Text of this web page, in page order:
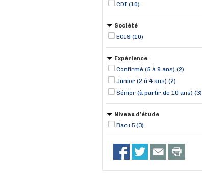
CDI (10)
Société
EGIS (10)
Expérience
Confirmé (5 à 9 ans) (2)
Junior (2 à 4 ans) (2)
Sénior (à partir de 10 ans) (3)
Niveau d'étude
Bac+5 (3)